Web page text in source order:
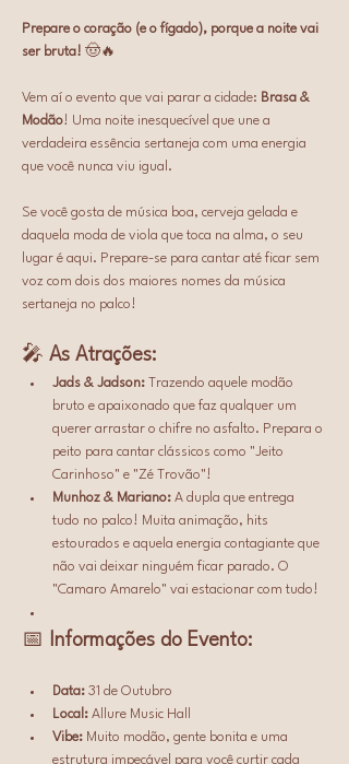
Prepare o coração (e o fígado), porque a noite vai
ser bruta! 🤠🔥
Vem aí o evento que vai parar a cidade: Brasa &
Modão! Uma noite inesquecível que une a
verdadeira essência sertaneja com uma energia
que você nunca viu igual.
Se você gosta de música boa, cerveja gelada e
daquela moda de viola que toca na alma, o seu
lugar é aqui. Prepare-se para cantar até ficar sem
voz com dois dos maiores nomes da música
sertaneja no palco!
🎤 As Atrações:
Jads & Jadson: Trazendo aquele modão
bruto e apaixonado que faz qualquer um
querer arrastar o chifre no asfalto. Prepara o
peito para cantar clássicos como "Jeito
Carinhoso" e "Zé Trovão"!
Munhoz & Mariano: A dupla que entrega
tudo no palco! Muita animação, hits
estourados e aquela energia contagiante que
não vai deixar ninguém ficar parado. O
"Camaro Amarelo" vai estacionar com tudo!
📅 Informações do Evento:
Data: 31 de Outubro
Local: Allure Music Hall
Vibe: Muito modão, gente bonita e uma
estrutura impecável para você curtir cada